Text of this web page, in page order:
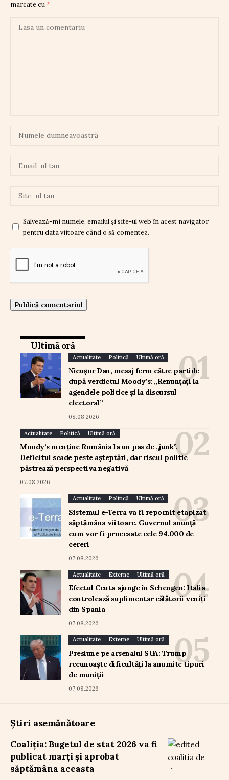
marcate cu *
Salvează-mi numele, emailul și site-ul web în acest navigator
pentru data viitoare când o să comentez.
Ultimă oră
Actualitate Politică Ultimă oră
Nicușor Dan, mesaj ferm către partide
după verdictul Moody’s: „Renunțați la
agendele politice și la discursul
electoral”
08.08.2026
Actualitate Politică Ultimă oră
Moody’s menține România la un pas de „junk”.
Deficitul scade peste așteptări, dar riscul politic
păstrează perspectiva negativă
07.08.2026
Actualitate Politică Ultimă oră
Sistemul e-Terra va fi repornit etapizat
săptămâna viitoare. Guvernul anunță
cum vor fi procesate cele 94.000 de
cereri
07.08.2026
Actualitate Externe Ultimă oră
Efectul Ceuta ajunge în Schengen: Italia
controlează suplimentar călătorii veniți
din Spania
07.08.2026
Actualitate Externe Ultimă oră
Presiune pe arsenalul SUA: Trump
recunoaște dificultăți la anumite tipuri
de muniții
07.08.2026
Știri asemănătoare
Coaliția: Bugetul de stat 2026 va fi
publicat marți și aprobat
săptămâna aceasta